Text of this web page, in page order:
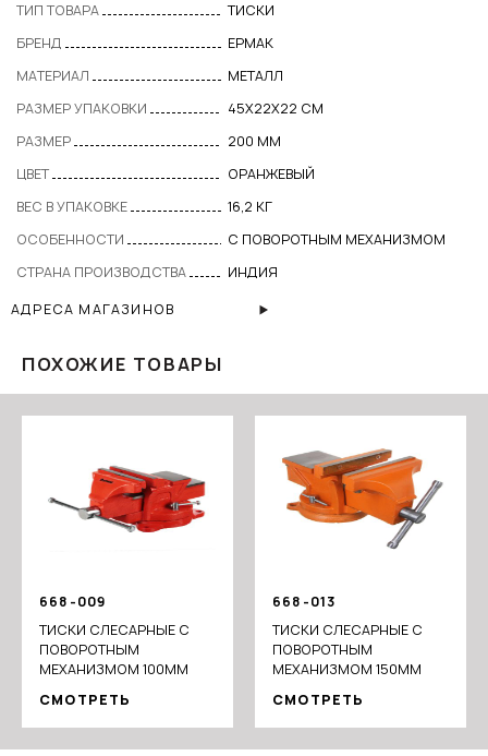
ТИП ТОВАРА
ТИСКИ
БРЕНД
ЕРМАК
МАТЕРИАЛ
МЕТАЛЛ
РАЗМЕР УПАКОВКИ
45Х22Х22 СМ
РАЗМЕР
200 ММ
ЦВЕТ
ОРАНЖЕВЫЙ
ВЕС В УПАКОВКЕ
16,2 КГ
ОСОБЕННОСТИ
С ПОВОРОТНЫМ МЕХАНИЗМОМ
СТРАНА ПРОИЗВОДСТВА
ИНДИЯ
АДРЕСА МАГАЗИНОВ
ПОХОЖИЕ ТОВАРЫ
668-009
ТИСКИ СЛЕСАРНЫЕ С
ПОВОРОТНЫМ
МЕХАНИЗМОМ 100ММ
СМОТРЕТЬ
668-013
ТИСКИ СЛЕСАРНЫЕ С
ПОВОРОТНЫМ
МЕХАНИЗМОМ 150ММ
СМОТРЕТЬ